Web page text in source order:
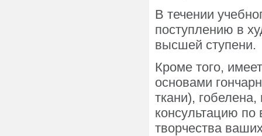
В течении
поступлению в
высшей ступени.
Кроме того,
основами
ткани),
консультацию
творчества